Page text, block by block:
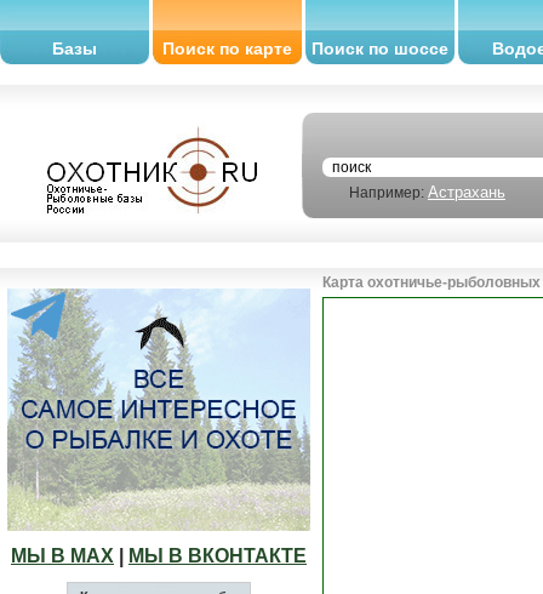
Базы Поиск по карте Поиск по шоссе
Например: Астрахань
МЫ В МАХ МЫ В ВКОНТАКТЕ
Карта охотничье-